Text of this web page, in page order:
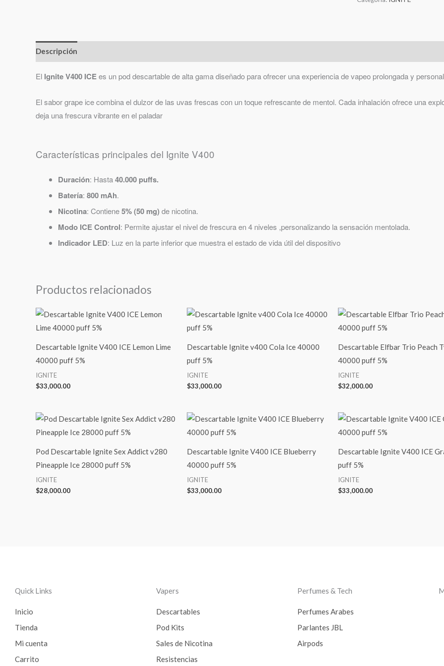
Descripción
El Ignite V400 ICEes un pod descartable de alta gama diseñado para ofrecer una experiencia de vapeo prolongada y
El sabor grape ice combina el dulzor de las uvas frescas con un toque refrescante de mentol. Cada inhalación ofrece una
deja una frescura vibrante en el paladar
Características principales del Ignite V400
Duración: Hasta40.000 puffs.
Batería: 800 mAh.
Nicotina: Contiene5% (50 mg)de nicotina.
Modo ICE Control: Permite ajustar el nivel de frescura en4 niveles ,personalizando la sensación mentolada.
Indicador LED: Luz en la parte inferior que muestra el estado de vida útil del dispositivo
Productos relacionados
Descartable Ignite V400 ICE Lemon Lime
40000 puff 5%
IGNITE
$33,000.00
Descartable Ignite v400 Cola Ice 40000
puff 5%
IGNITE
$33,000.00
Descartable Elfbar Trio Peach
40000 puff 5%
IGNITE
$32,000.00
Pod Descartable Ignite Sex Addict v280
Pineapple Ice 28000 puff 5%
IGNITE
$28,000.00
Descartable Ignite V400 ICE Blueberry
40000 puff 5%
IGNITE
$33,000.00
Descartable Ignite V400 ICE
puff 5%
IGNITE
$33,000.00
Quick Links
Inicio
Tienda
Mi cuenta
Carrito
Vapers
Descartables
Pod Kits
Sales de Nicotina
Resistencias
Perfumes & Tech
Perfumes Arabes
Parlantes JBL
Airpods